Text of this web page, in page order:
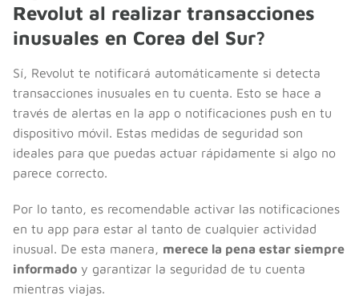
Revolut al realizar transacciones
inusuales en Corea del Sur?
Sí, Revolut te notificará automáticamente si detecta
transacciones inusuales en tu cuenta. Esto se hace a
través de alertas en la app o notificaciones push en tu
dispositivo móvil. Estas medidas de seguridad son
ideales para que puedas actuar rápidamente si algo no
parece correcto.
Por lo tanto, es recomendable activar las notificaciones
en tu app para estar al tanto de cualquier actividad
inusual. De esta manera, merece la pena estar siempre
informado y garantizar la seguridad de tu cuenta
mientras viajas.